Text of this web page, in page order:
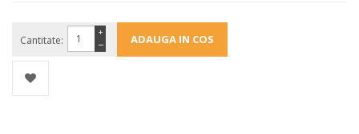
Cantitate: −
+